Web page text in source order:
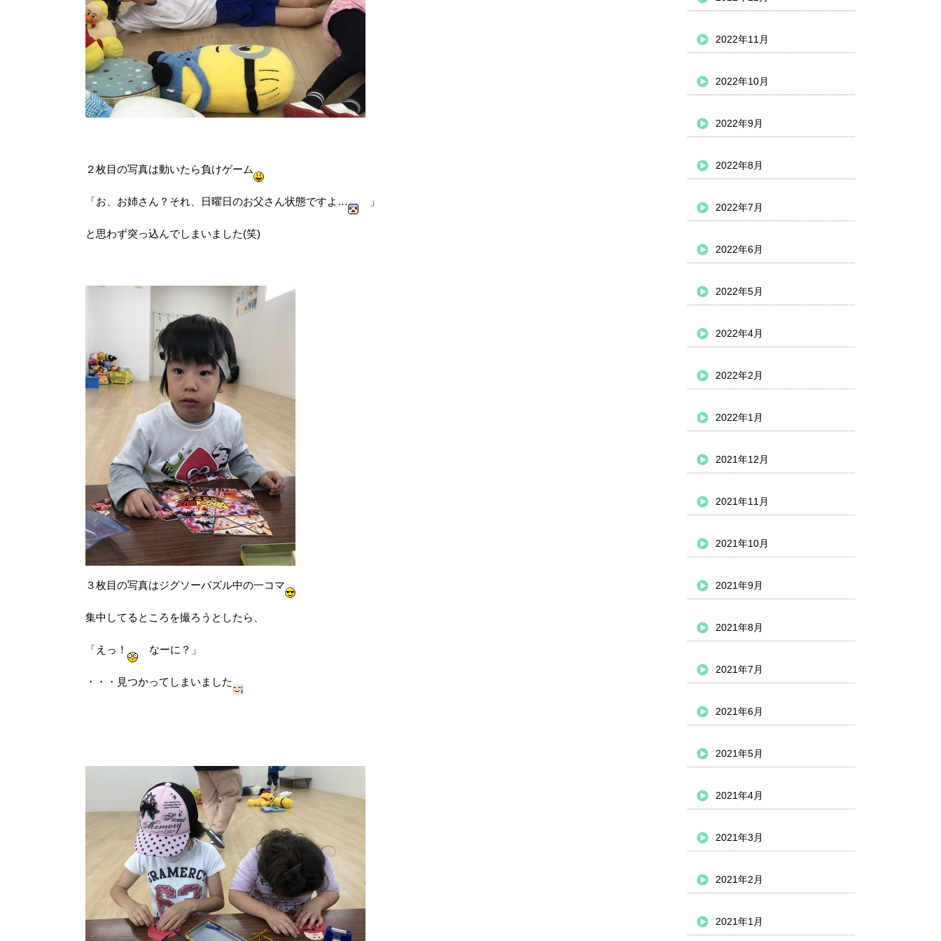
２枚目の写真は動いたら負けゲーム
「お、お姉さん？それ、日曜日のお父さん状態ですよ… 」
と思わず突っ込んでしまいました(笑)
３枚目の写真はジグソーパズル中の一コマ
集中してるところを撮ろうとしたら、
「えっ！ なーに？」
・・・見つかってしまいました
2022年11月
2022年10月
2022年9月
2022年8月
2022年7月
2022年6月
2022年5月
2022年4月
2022年2月
2022年1月
2021年12月
2021年11月
2021年10月
2021年9月
2021年8月
2021年7月
2021年6月
2021年5月
2021年4月
2021年3月
2021年2月
2021年1月